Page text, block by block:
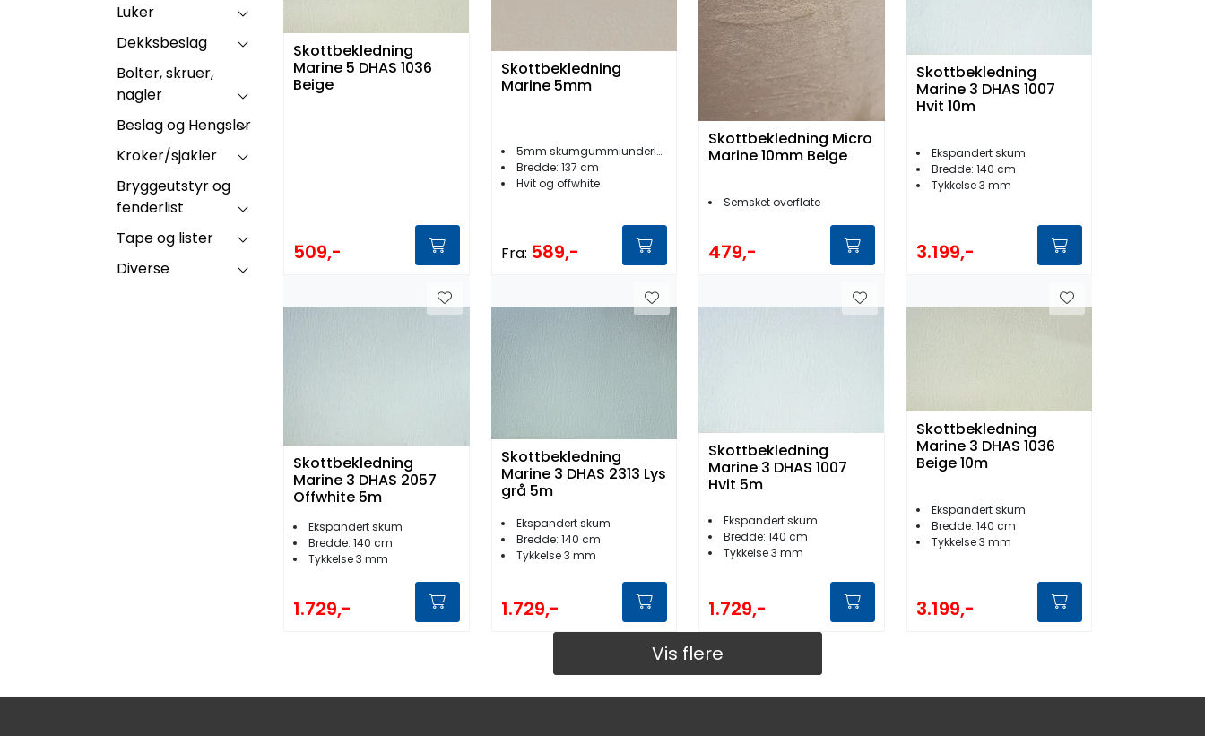
Luker
Dekksbeslag
Bolter, skruer,
nagler
Beslag og Hengsler
Kroker/sjakler
Bryggeutstyr og
fenderlist
Tape og lister
Diverse
Skottbekledning
Marine 5 DHAS 1036
Beige
509,-
Skottbekledning
Marine 5mm
5mm skumgummiunderlag
Bredde: 137 cm
Hvit og offwhite
Fra: 589,-
Skottbekledning Micro
Marine 10mm Beige
Semsket overflate
479,-
Skottbekledning
Marine 3 DHAS 1007
Hvit 10m
Ekspandert skum
Bredde: 140 cm
Tykkelse 3 mm
3.199,-
Skottbekledning
Marine 3 DHAS 2057
Offwhite 5m
Ekspandert skum
Bredde: 140 cm
Tykkelse 3 mm
1.729,-
Skottbekledning
Marine 3 DHAS 2313 Lys
grå 5m
Ekspandert skum
Bredde: 140 cm
Tykkelse 3 mm
1.729,-
Skottbekledning
Marine 3 DHAS 1007
Hvit 5m
Ekspandert skum
Bredde: 140 cm
Tykkelse 3 mm
1.729,-
Skottbekledning
Marine 3 DHAS 1036
Beige 10m
Ekspandert skum
Bredde: 140 cm
Tykkelse 3 mm
3.199,-
Vis flere